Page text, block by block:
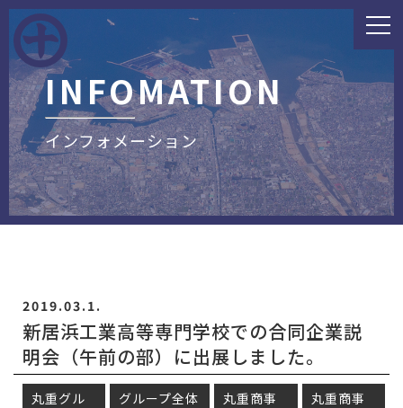
INFOMATION
インフォメーション
2019.03.1.
新居浜工業高等専門学校での合同企業説
明会（午前の部）に出展しました。
丸重グル
グループ全体
丸重商事
丸重商事